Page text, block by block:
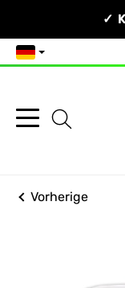
Persönlich &
Deutsch
Vorherige